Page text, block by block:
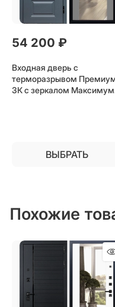
54 200 ₽
Входная дверь с
терморазрывом
3К с зеркалом Максимум
ВЫБРАТЬ
Похожие